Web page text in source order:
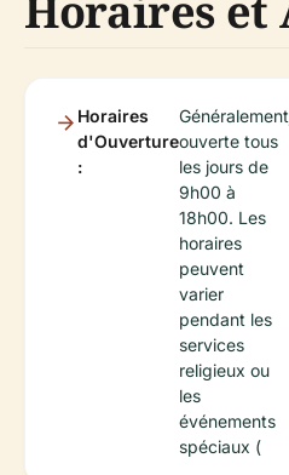
Horaires
d'Ouverture
:
Généralement
ouverte tous
les jours de
9h00 à
18h00. Les
horaires
peuvent
varier
pendant les
services
religieux ou
les
événements
spéciaux (